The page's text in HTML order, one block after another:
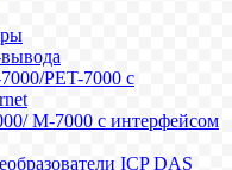
PET-7000 с
M-7000 с интерфейсом
ICP DAS